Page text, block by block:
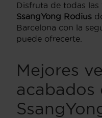
Disfruta de todas las
SsangYong Rodius
Barcelona con la
puede ofrecerte.
Mejores
acabados